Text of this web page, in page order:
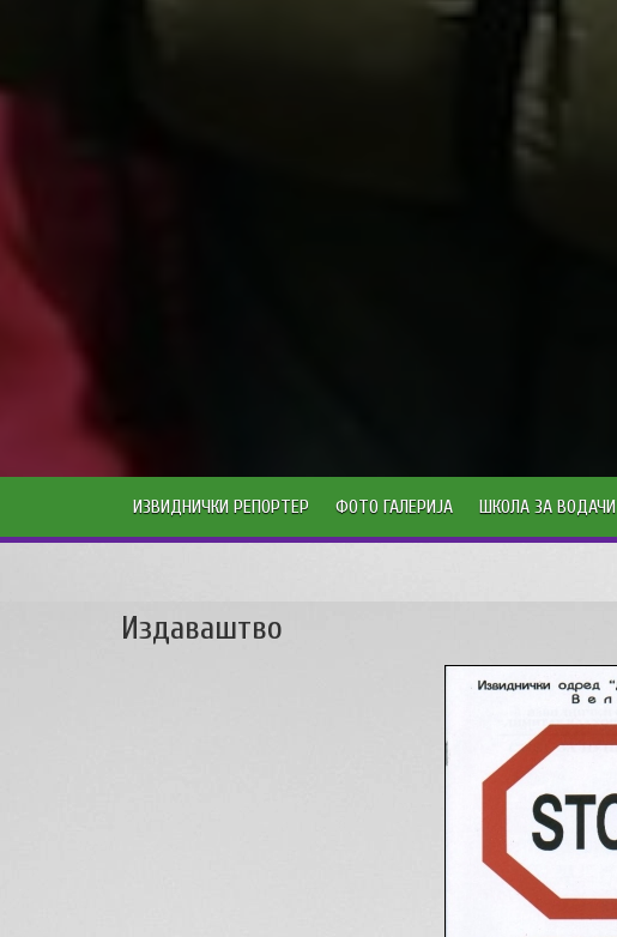
ИЗВИДНИЧКИ РЕПОРТЕР ФОТО ГАЛЕРИЈА ШКОЛА ЗА ВОДАЧИ
Издаваштво